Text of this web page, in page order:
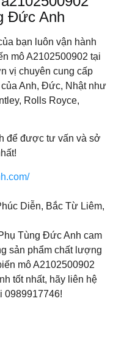
Đức Anh
bạn luôn vận hành
mô A2102500902 tại
vị chuyên cung cấp
Anh, Đức, Nhật như
Rolls Royce,
để được tư vấn và sở
Diễn, Bắc Từ Liêm,
Tùng Đức Anh cam
sản phẩm chất lượng
mô A2102500902
tốt nhất, hãy liên hệ
0989917746!